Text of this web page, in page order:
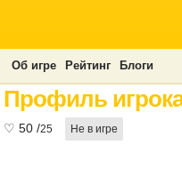
Об игре Рейтинг Блоги
Профиль
♡50 /25 Не в игре